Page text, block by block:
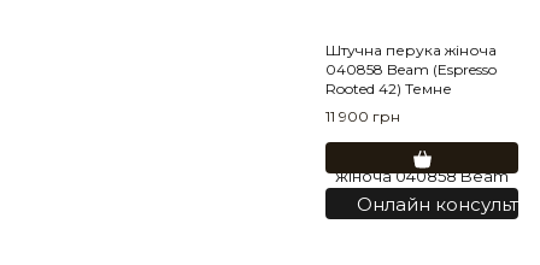
Штучна перука жіноча
040858 Beam (Espresso
Rooted 42) Темне
коротке волосся
11 900 грн
Онлайн